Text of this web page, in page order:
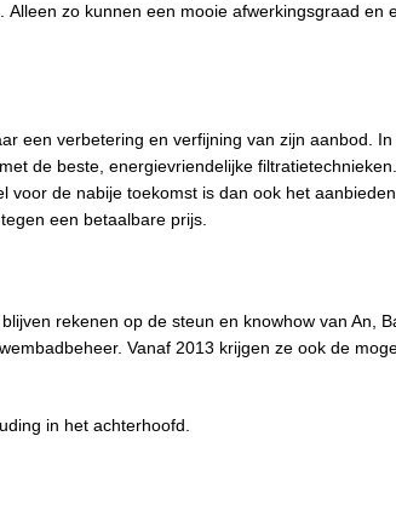
zo kunnen een mooie afwerkingsgraad en
een verbetering en verfijning van zijn aanbod.
de beste, energievriendelijke
voor de nabije toekomst is dan ook het
een betaalbare prijs.
rekenen op de steun en knowhow van An,
Vanaf 2013 krijgen ze ook de
in het achterhoofd.